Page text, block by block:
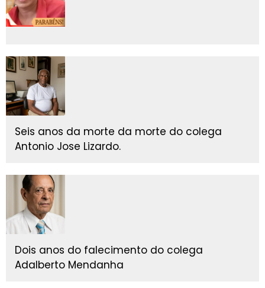
Seis anos da morte da morte do colega
Antonio Jose Lizardo.
Dois anos do falecimento do colega
Adalberto Mendanha